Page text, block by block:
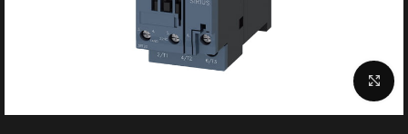
برای بزرگنمایی کلیک کنید